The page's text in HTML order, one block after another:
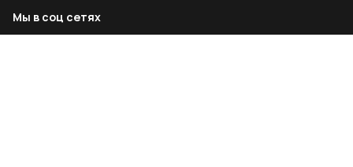
Мы в соц сетях